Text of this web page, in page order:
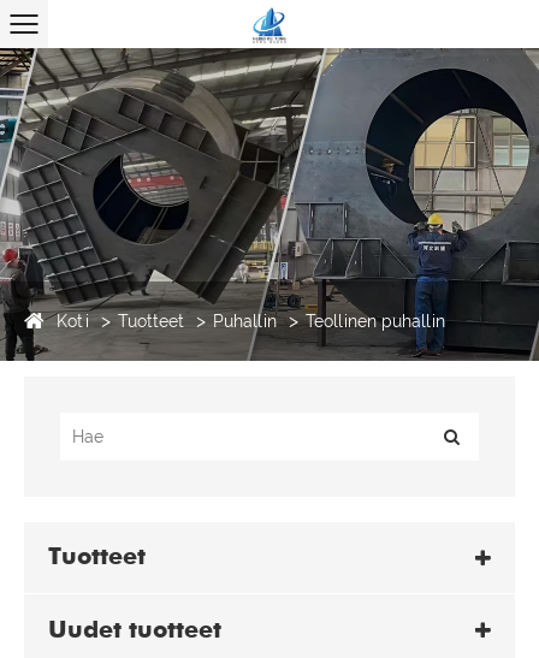
Koti Tuotteet Puhallin Teollinen puhallin
Tuotteet
Uudet tuotteet